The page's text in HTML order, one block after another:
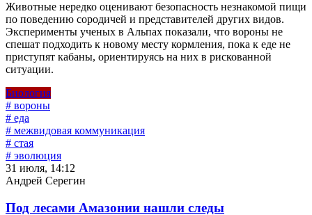
Животные нередко оценивают безопасность незнакомой пищи
по поведению сородичей и представителей других видов.
Эксперименты ученых в Альпах показали, что вороны не
спешат подходить к новому месту кормления, пока к еде не
приступят кабаны, ориентируясь на них в рискованной
ситуации.
Биология
# вороны
# еда
# межвидовая коммуникация
# стая
# эволюция
31 июля, 14:12
Андрей Серегин
Под лесами Амазонии нашли следы